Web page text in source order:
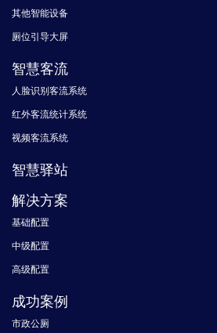
其他智能设备
厕位引导大屏
智慧客流
人脸识别客流系统
红外客流统计系统
视频客流系统
智慧驿站
解决方案
基础配置
中级配置
高级配置
成功案例
市政公厕